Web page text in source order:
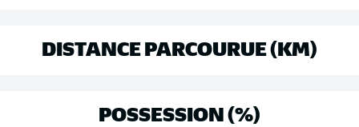
DISTANCE PARCOURUE (KM)
POSSESSION (%)